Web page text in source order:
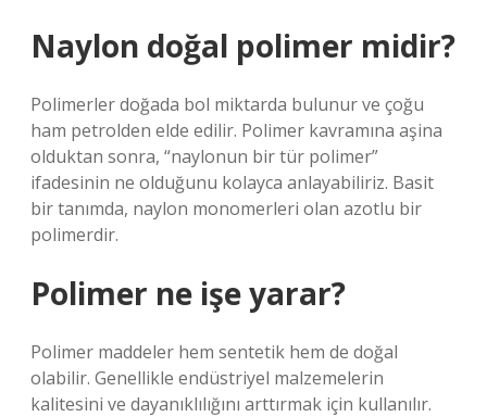
Naylon doğal polimer midir?
Polimerler doğada bol miktarda bulunur ve çoğu
ham petrolden elde edilir. Polimer kavramına aşina
olduktan sonra, “naylonun bir tür polimer”
ifadesinin ne olduğunu kolayca anlayabiliriz. Basit
bir tanımda, naylon monomerleri olan azotlu bir
polimerdir.
Polimer ne işe yarar?
Polimer maddeler hem sentetik hem de doğal
olabilir. Genellikle endüstriyel malzemelerin
kalitesini ve dayanıklılığını arttırmak için kullanılır.